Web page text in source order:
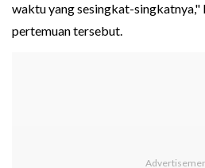
waktu yang sesingkat-singkatnya,"
pertemuan tersebut.